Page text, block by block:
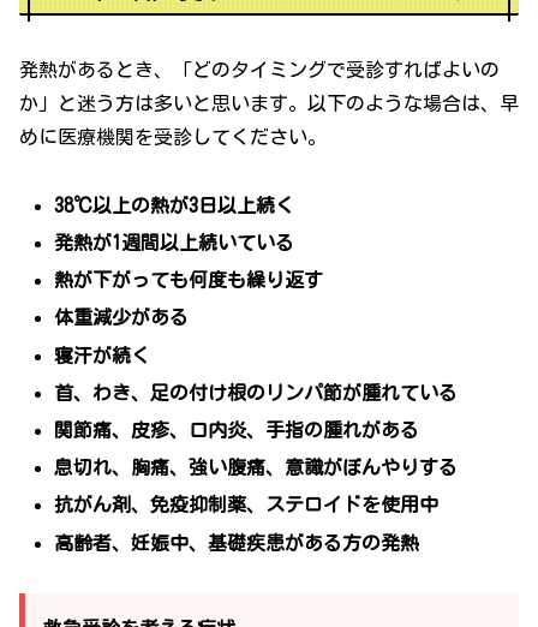
発熱があるとき、「どのタイミングで受診すればよいの
か」と迷う方は多いと思います。以下のような場合は、早
めに医療機関を受診してください。
38℃以上の熱が3日以上続く
発熱が1週間以上続いている
熱が下がっても何度も繰り返す
体重減少がある
寝汗が続く
首、わき、足の付け根のリンパ節が腫れている
関節痛、皮疹、口内炎、手指の腫れがある
息切れ、胸痛、強い腹痛、意識がぼんやりする
抗がん剤、免疫抑制薬、ステロイドを使用中
高齢者、妊娠中、基礎疾患がある方の発熱